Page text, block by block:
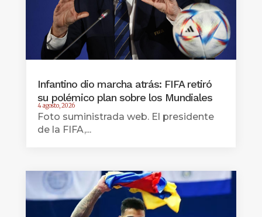
Infantino dio marcha atrás: FIFA retiró
su polémico plan sobre los Mundiales
4 agosto, 2026
Foto suministrada web. El presidente
de la FIFA,...